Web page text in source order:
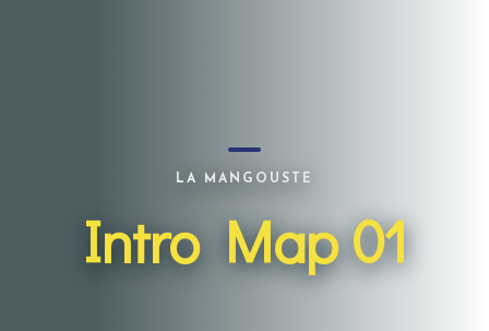
LA MANGOUSTE
Intro Map 01